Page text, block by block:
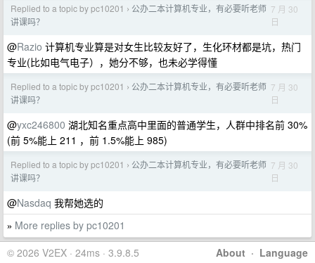
Replied to a topic by pc10201 › 公办二本计算机专业，有必要听老师
讲课吗？
7 月 30
日
@Razio 计算机专业算是对女生比较友好了，生化环材都是坑，热门
专业(比如电气电子），她分不够，也未必学得懂
Replied to a topic by pc10201 › 公办二本计算机专业，有必要听老师
讲课吗？
7 月 30
日
@yxc246800 湖北知名重点高中里面的普通学生，人群中排名前 30%
(前 5%能上 211 ，前 1.5%能上 985)
Replied to a topic by pc10201 › 公办二本计算机专业，有必要听老师
讲课吗？
7 月 30
日
@Nasdaq 我帮她选的
» More replies by pc10201
About · Language
© 2026 V2EX · 24ms · 3.9.8.5